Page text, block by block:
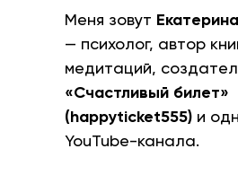
Меня зовут
— психолог, автор
медитаций,
«Счастливый билет»
(happyticket555) и
YouTube-канала.